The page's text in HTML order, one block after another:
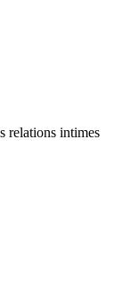
relations intimes